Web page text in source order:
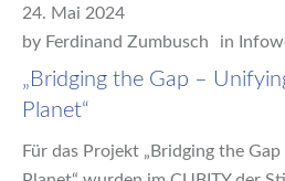
24. Mai 2024
by Ferdinand Zumbusch in
„Bridging the Gap –
Planet“
Für das Projekt „Bridging the